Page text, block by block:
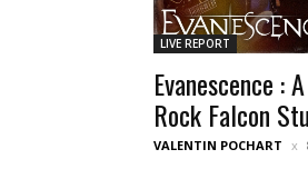
LIVE REPORT
Evanescence :
Rock Falcon
VALENTIN POCHART